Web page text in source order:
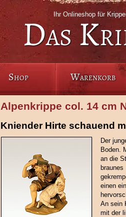
Ihr Onlineshop für
Das
Shop Warenkorb
Alpenkrippe col. 14 cm
Kniender Hirte schauend
Der
Boden.
an die
einen
An sein
mit der